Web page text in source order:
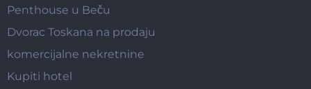
Penthouse u Beču
Dvorac Toskana na prodaju
komercijalne nekretnine
Kupiti hotel